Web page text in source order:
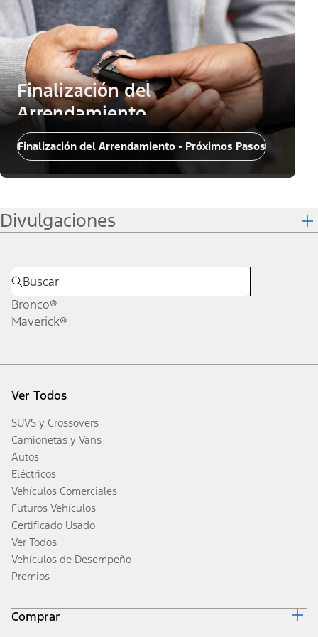
Finalización del
Arrendamiento
Finalización del Arrendamiento - Próximos Pasos
Divulgaciones
Bronco®
Maverick®
Ver Todos
SUVS y Crossovers
Camionetas y Vans
Autos
Eléctricos
Vehículos Comerciales
Futuros Vehículos
Certificado Usado
Ver Todos
Vehículos de Desempeño
Premios
Comprar